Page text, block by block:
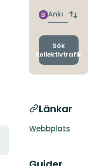
Ankomst
B
Byt
och
Sök
kollektivtrafik
Länkar
Webbplats